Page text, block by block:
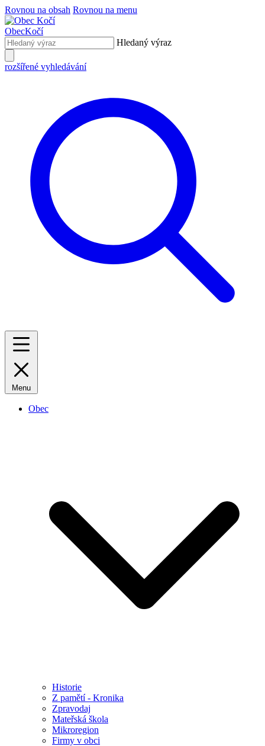
Rovnou na obsah Rovnou na menu
ObecKočí
Hledaný výraz
rozšířené vyhledávání
Menu
Obec
Historie
Z pamětí - Kronika
Zpravodaj
Mateřská škola
Mikroregion
Firmy v obci